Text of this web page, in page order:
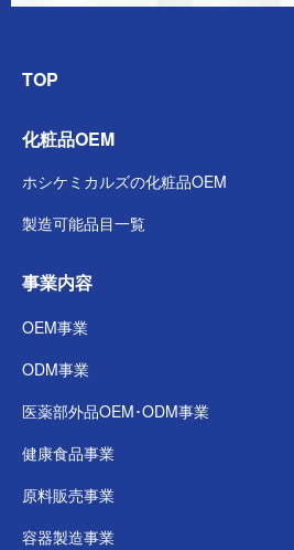
TOP
化粧品OEM
ホシケミカルズの化粧品OEM
製造可能品目一覧
事業内容
OEM事業
ODM事業
医薬部外品OEM･ODM事業
健康食品事業
原料販売事業
容器製造事業